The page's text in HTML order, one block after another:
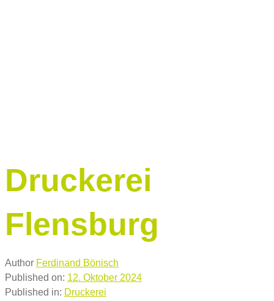
Druckerei
Flensburg
Author Ferdinand Bönisch
Published on: 12. Oktober 2024
Published in: Druckerei